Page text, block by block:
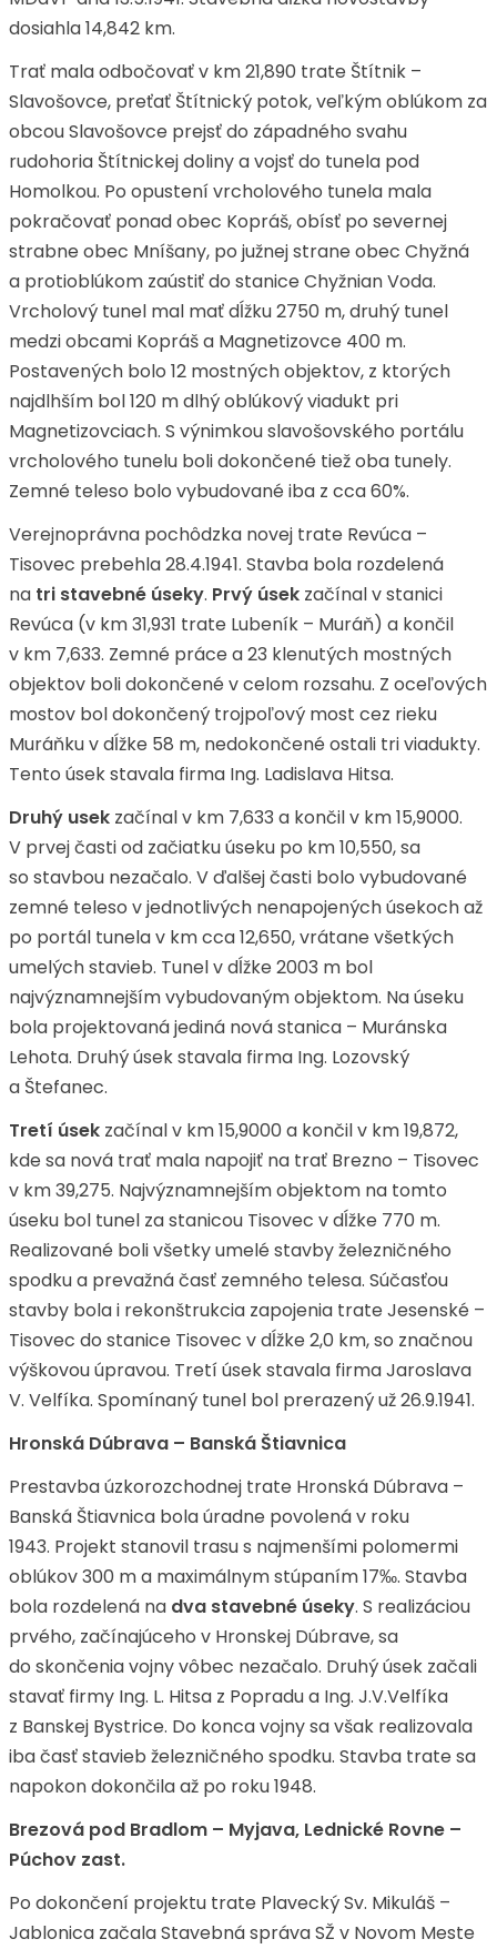
dosiahla 14,842 km.
Trať mala odbočovať v km 21,890 trate Štítnik –
Slavošovce, preťať Štítnický potok, veľkým oblúkom za
obcou Slavošovce prejsť do západného svahu
rudohoria Štítnickej doliny a vojsť do tunela pod
Homolkou. Po opustení vrcholového tunela mala
pokračovať ponad obec Kopráš, obísť po severnej
strabne obec Mníšany, po južnej strane obec Chyžná
a protioblúkom zaústiť do stanice Chyžnian Voda.
Vrcholový tunel mal mať dĺžku 2750 m, druhý tunel
medzi obcami Kopráš a Magnetizovce 400 m.
Postavených bolo 12 mostných objektov, z ktorých
najdlhším bol 120 m dlhý oblúkový viadukt pri
Magnetizovciach. S výnimkou slavošovského portálu
vrcholového tunelu boli dokončené tiež oba tunely.
Zemné teleso bolo vybudované iba z cca 60%.
Verejnoprávna pochôdzka novej trate Revúca –
Tisovec prebehla 28.4.1941. Stavba bola rozdelená
na tri stavebné úseky. Prvý úsek začínal v stanici
Revúca (v km 31,931 trate Lubeník – Muráň) a končil
v km 7,633. Zemné práce a 23 klenutých mostných
objektov boli dokončené v celom rozsahu. Z oceľových
mostov bol dokončený trojpoľový most cez rieku
Muráňku v dĺžke 58 m, nedokončené ostali tri viadukty.
Tento úsek stavala firma Ing. Ladislava Hitsa.
Druhý usek začínal v km 7,633 a končil v km 15,9000.
V prvej časti od začiatku úseku po km 10,550, sa
so stavbou nezačalo. V ďalšej časti bolo vybudované
zemné teleso v jednotlivých nenapojených úsekoch až
po portál tunela v km cca 12,650, vrátane všetkých
umelých stavieb. Tunel v dĺžke 2003 m bol
najvýznamnejším vybudovaným objektom. Na úseku
bola projektovaná jediná nová stanica – Muránska
Lehota. Druhý úsek stavala firma Ing. Lozovský
a Štefanec.
Tretí úsek začínal v km 15,9000 a končil v km 19,872,
kde sa nová trať mala napojiť na trať Brezno – Tisovec
v km 39,275. Najvýznamnejším objektom na tomto
úseku bol tunel za stanicou Tisovec v dĺžke 770 m.
Realizované boli všetky umelé stavby železničného
spodku a prevažná časť zemného telesa. Súčasťou
stavby bola i rekonštrukcia zapojenia trate Jesenské –
Tisovec do stanice Tisovec v dĺžke 2,0 km, so značnou
výškovou úpravou. Tretí úsek stavala firma Jaroslava
V. Velfíka. Spomínaný tunel bol prerazený už 26.9.1941.
Hronská Dúbrava – Banská Štiavnica
Prestavba úzkorozchodnej trate Hronská Dúbrava –
Banská Štiavnica bola úradne povolená v roku
1943. Projekt stanovil trasu s najmenšími polomermi
oblúkov 300 m a maximálnym stúpaním 17‰. Stavba
bola rozdelená na dva stavebné úseky. S realizáciou
prvého, začínajúceho v Hronskej Dúbrave, sa
do skončenia vojny vôbec nezačalo. Druhý úsek začali
stavať firmy Ing. L. Hitsa z Popradu a Ing. J.V.Velfíka
z Banskej Bystrice. Do konca vojny sa však realizovala
iba časť stavieb železničného spodku. Stavba trate sa
napokon dokončila až po roku 1948.
Brezová pod Bradlom – Myjava, Lednické Rovne –
Púchov zast.
Po dokončení projektu trate Plavecký Sv. Mikuláš –
Jablonica začala Stavebná správa SŽ v Novom Meste